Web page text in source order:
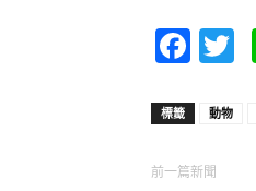
標籤 動物
前一篇新聞